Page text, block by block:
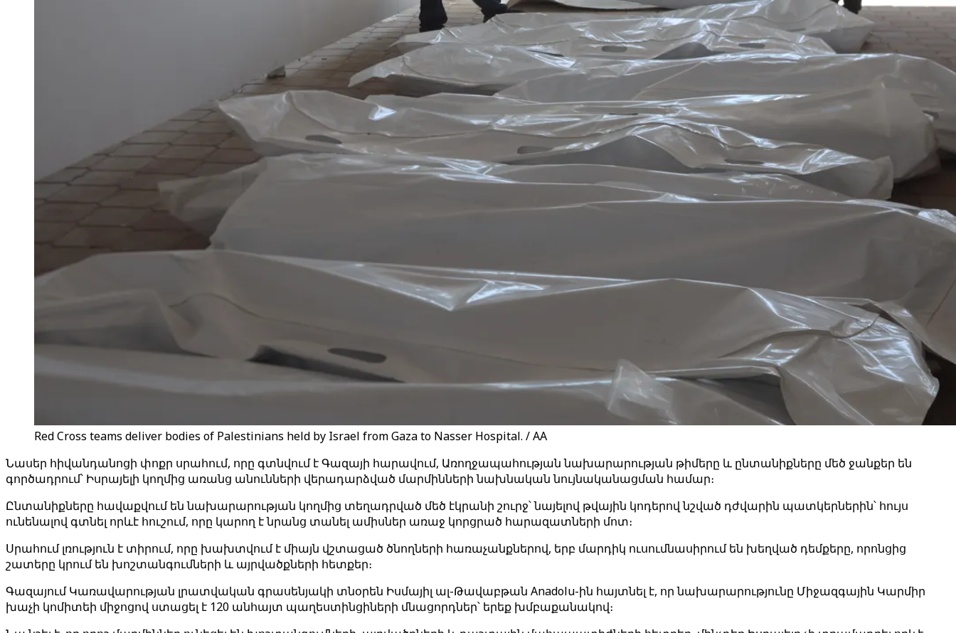
Red Cross teams deliver bodies of Palestinians held by Israel from Gaza to Nasser Hospital. / AA
Նասեր հիվանդանոցի փոքր սրահում, որը գտնվում է Գազայի հարավում, Առողջապահության նախարարության թիմերը և ընտանիքները մեծ ջանքեր են
գործադրում՝ Իսրայելի կողմից առանց անունների վերադարձված մարմինների նախնական նույնականացման համար։
Ընտանիքները հավաքվում են նախարարության կողմից տեղադրված մեծ էկրանի շուրջ՝ նայելով թվային կոդերով նշված դժվարին պատկերներին՝ հույս
ունենալով գտնել որևէ հուշում, որը կարող է նրանց տանել ամիսներ առաջ կորցրած հարազատների մոտ։
Սրահում լռություն է տիրում, որը խախտվում է միայն վշտացած ծնողների հառաչանքներով, երբ մարդիկ ուսումնասիրում են խեղված դեմքերը, որոնցից
շատերը կրում են խոշտանգումների և այրվածքների հետքեր։
Գազայում Կառավարության լրատվական գրասենյակի տնօրեն Իսմայիլ ալ-Թավաբթան Anadolu-ին հայտնել է, որ նախարարությունը Միջազգային Կարմիր
խաչի կոմիտեի միջոցով ստացել է 120 անհայտ պաղեստինցիների մնացորդներ՝ երեք խմբաքանակով։